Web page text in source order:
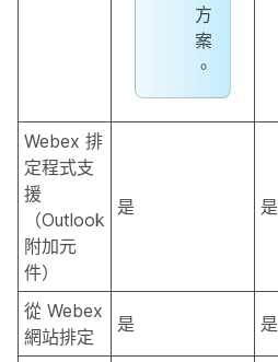
方
案
。
Webex 排
定程式支
援
（Outlook
附加元
件）
是 是
從 Webex
網站排定
是 是